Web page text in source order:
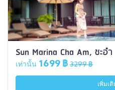
Sun Marina Cha Am, ชะอำ
เท่านั้น 1699 ฿ 3299 ฿
เพิ่มเติ